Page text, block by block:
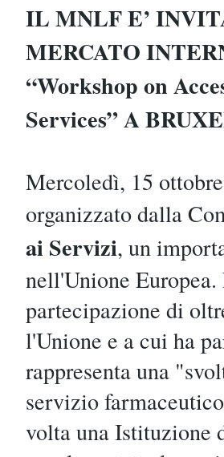
IL MNLF E’
MERCATO
“Workshop on
Services” A
Mercoledì, 15
organizzato dalla
ai Servizi, un
nell'Unione
partecipazione di
l'Unione e a cui ha
rappresenta una
servizio
volta una Istituzione